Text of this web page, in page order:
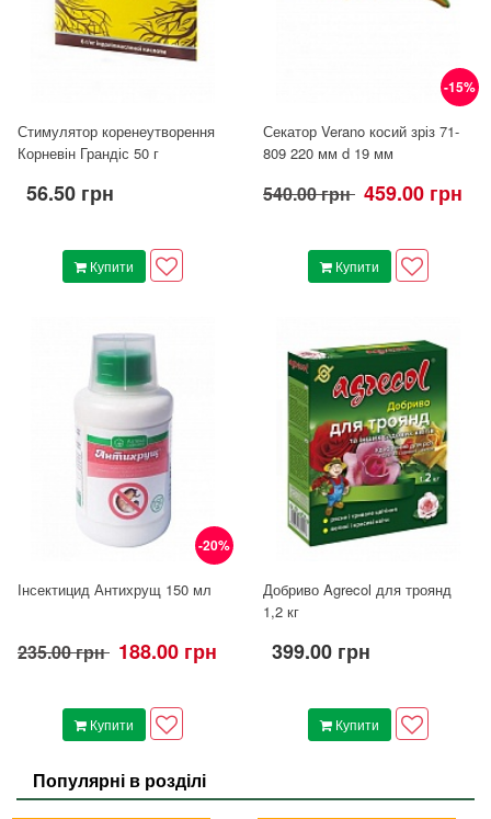
Стимулятор коренеутворення
Корневін Грандіс 50 г
56.50 грн
Купити
-15%
Секатор Verano косий зріз 71-
809 220 мм d 19 мм
540.00 грн 459.00 грн
Купити
-20%
Інсектицид Антихрущ 150 мл
235.00 грн 188.00 грн
Купити
Добриво Agrecol для троянд
1,2 кг
399.00 грн
Купити
Популярні в розділі